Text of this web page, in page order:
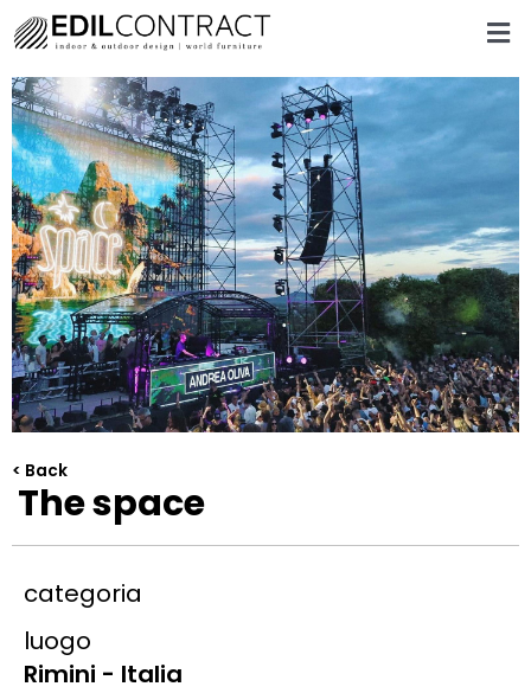
< Back
The space
categoria
luogo
Rimini - Italia